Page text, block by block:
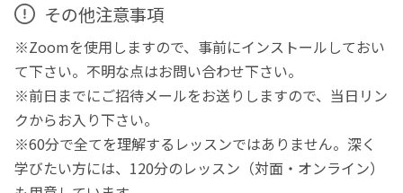
その他注意事項
※Zoomを使用しますので、事前にインストールしておい
て下さい。不明な点はお問い合わせ下さい。
※前日までにご招待メールをお送りしますので、当日リン
クからお入り下さい。
※60分で全てを理解するレッスンではありません。深く
学びたい方には、120分のレッスン（対面・オンライン）